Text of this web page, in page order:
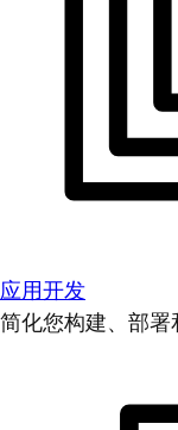
应用开发
简化您构建、部署